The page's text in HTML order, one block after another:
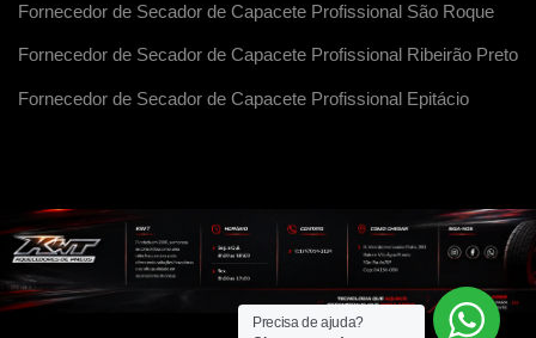
Fornecedor de Secador de Capacete Profissional São Roque
Fornecedor de Secador de Capacete Profissional Ribeirão Preto
Fornecedor de Secador de Capacete Profissional Epitácio
Precisa de ajuda?